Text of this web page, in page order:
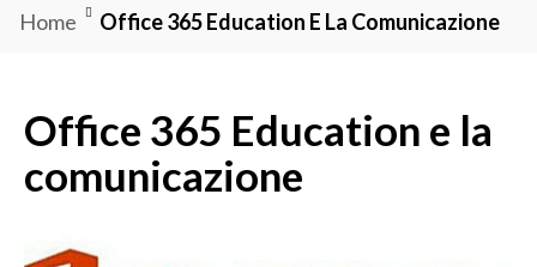
Home Office 365 Education E La Comunicazione
Office 365 Education e la
comunicazione